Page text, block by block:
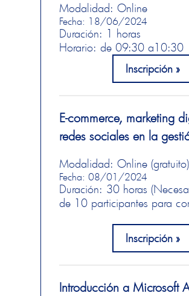
Modalidad: Online
Fecha: 18/06/2024
Duración: 1 horas
Horario: de 09:30 a10:30
Inscripción
E-commerce, marketing
redes sociales en la
Modalidad: Online (gratuito)
Fecha: 08/01/2024
Duración: 30 horas
de 10 participantes para
Inscripción
Introducción a Microsoft